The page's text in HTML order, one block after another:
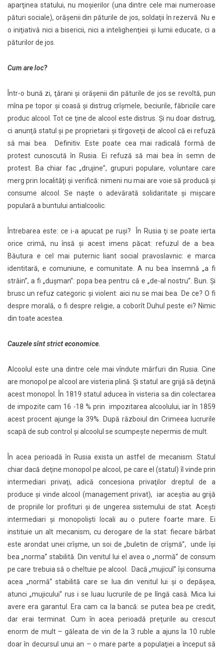
aparţinea statului, nu moşierilor (una dintre cele mai numeroase
pături sociale), orăşenii din păturile de jos, soldaţii în rezervă. Nu e
o iniţiativă nici a bisericii, nici a intelighenţieii şi lumii educate, ci a
păturilor de jos.
Cum are loc?
Într-o bună zi, ţărani şi orăşenii din păturile de jos se revoltă, pun
mîna pe topor şi coasă şi distrug crîşmele, beciurile, făbricile care
produc alcool. Tot ce ţine de alcool este distrus. Şi nu doar distrug,
ci anunţă statul şi pe proprietarii şi tîrgoveţii de alcool că ei refuză
să mai bea. Definitiv. Este poate cea mai radicală formă de
protest cunoscută în Rusia. Ei refuză să mai bea în semn de
protest. Ba chiar fac „drujine”, grupuri populare, voluntare care
merg prin localităţi şi verifică: nimeni nu mai are voie să producă şi
consume alcool. Se naşte o adevărată solidaritate şi mişcare
populară a buntului antialcoolic.
Întrebarea este: ce i-a apucat pe ruşi? În Rusia ţi se poate ierta
orice crimă, nu însă şi acest imens păcat: refuzul de a bea.
Băutura e cel mai puternic liant social pravoslavnic: e marca
identitară, e comuniune, e comunitate. A nu bea însemnă „a fi
străin”, a fi „duşman”: popa bea pentru că e „de-al nostru”. Bun. Şi
brusc un refuz categoric şi violent: aici nu se mai bea. De ce? O fi
despre morală, o fi despre religie, a coborît Duhul peste ei? Nimic
din toate acestea.
Cauzele sînt strict economice.
Alcoolul este una dintre cele mai vîndute mărfuri din Rusia. Cine
are monopol pe alcool are visteria plină. Şi statul are grijă să deţină
acest monopol. În 1819 statul aducea în visteria sa din colectarea
de impozite cam 16 -18 % prin impozitarea alcoolului, iar în 1859
acest procent ajunge la 39%. După războiul din Crimeea lucrurile
scapă de sub control şi alcoolul se scumpeşte nepermis de mult.
În acea perioadă în Rusia exista un astfel de mecanism. Statul
chiar dacă deţine monopol pe alcool, pe care el (statul) îl vinde prin
intermediari privaţi, adică concesiona privaţilor dreptul de a
produce şi vinde alcool (management privat), iar aceştia au grijă
de propriile lor profituri şi de ungerea sistemului de stat. Aceşti
intermediari şi monopolişti locali au o putere foarte mare. Ei
instituie un alt mecanism, cu derogare de la stat: fiecare bărbat
este arondat unei crîşme, un soi de „buletin de crîşmă”, unde îşi
bea „norma” stabilită. Din venitul lui el avea o „normă” de consum
pe care trebuia să o cheltuie pe alcool. Dacă „mujicul” îşi consuma
acea „normă” stabilită care se lua din venitul lui şi o depăşea,
atunci „mujicului” rus i se luau lucrurile de pe lîngă casă. Mica lui
avere era garantul. Era cam ca la bancă: se putea bea pe credit,
dar erai terminat. Cum în acea perioadă preţurile au crescut
enorm de mult – găleata de vin de la 3 ruble a ajuns la 10 ruble
doar în decursul unui an – o mare parte a populaţiei a început să